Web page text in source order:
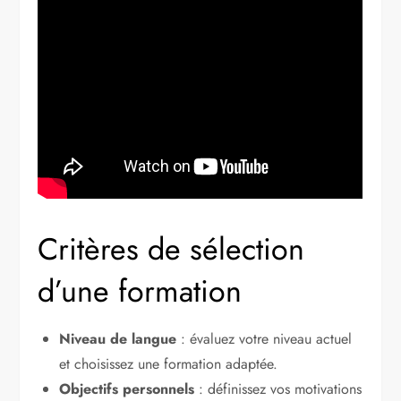
Critères de sélection
d’une formation
Niveau de langue : évaluez votre niveau actuel
et choisissez une formation adaptée.
Objectifs personnels : définissez vos motivations